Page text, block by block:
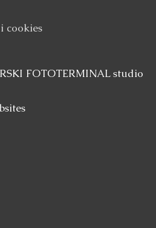
cookies
FOTOTERMINAL studio